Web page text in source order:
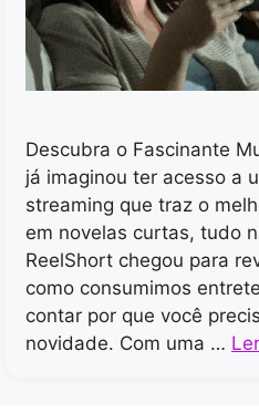
Descubra o Fascinante
já imaginou ter acesso a
streaming que traz o
em novelas curtas, tudo
ReelShort chegou para
como consumimos
contar por que você
novidade. Com uma …